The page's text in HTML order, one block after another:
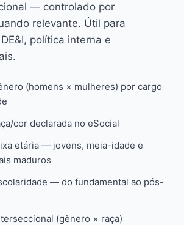
— controlado por
relevante. Útil para
política interna e
(homens × mulheres) por cargo
cor declarada no eSocial
etária — jovens, meia-idade e
maduros
— do fundamental ao pós-
(gênero × raça)